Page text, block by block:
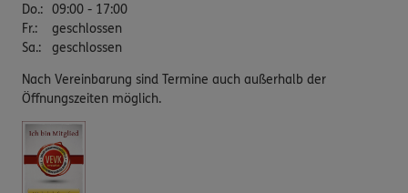
Do.: 09:00 - 17:00
Fr.:
geschlossen
Sa.: geschlossen
Nach Vereinbarung sind Termine auch außerhalb der
Öffnungszeiten möglich.